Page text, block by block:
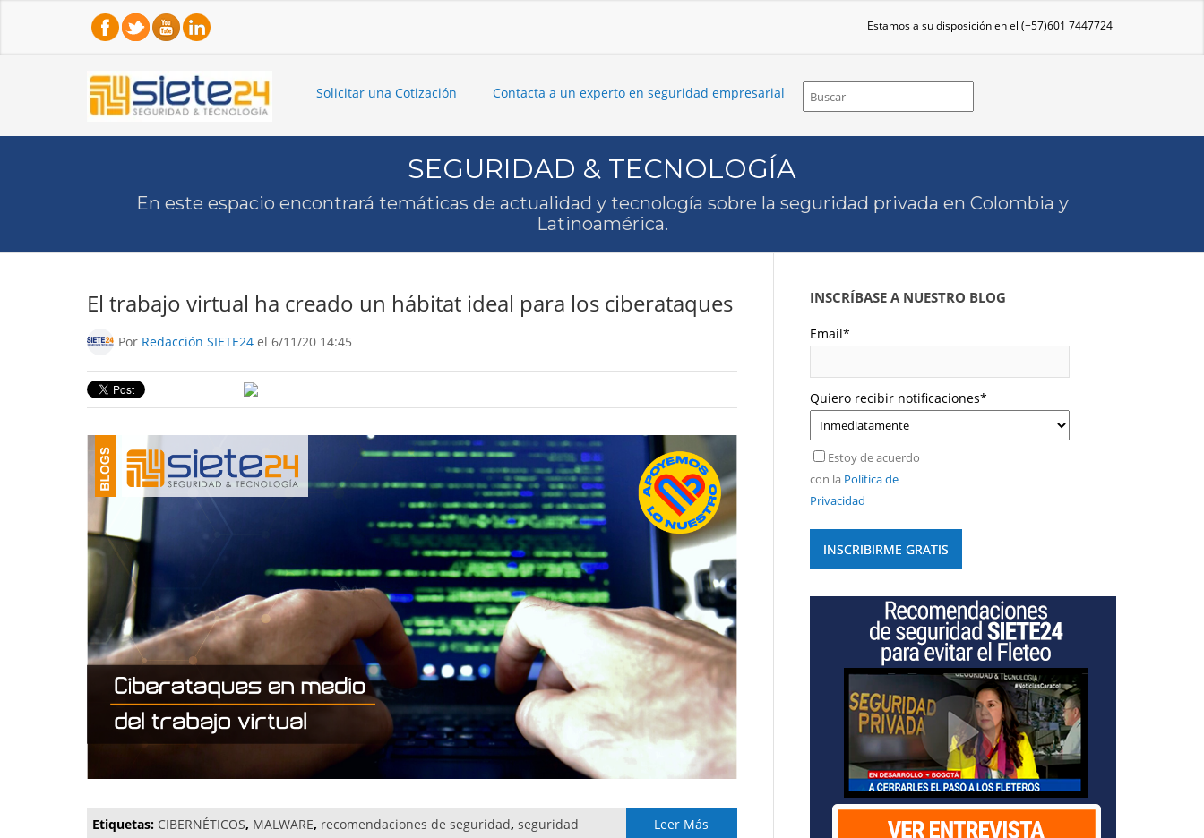
Estamos a su disposición en el (+57)601 7447724
Solicitar una Cotización Contacta a un experto en seguridad empresarial
SEGURIDAD & TECNOLOGÍA
En este espacio encontrará temáticas de actualidad y tecnología sobre la seguridad privada en Colombia y
Latinoamérica.
El trabajo virtual ha creado un hábitat ideal para los ciberataques
Por Redacción SIETE24 el 6/11/20 14:45
Leer Más
Etiquetas: CIBERNÉTICOS, MALWARE, recomendaciones de seguridad, seguridad
INSCRÍBASE A NUESTRO BLOG
Email*
Quiero recibir notificaciones*
Estoy de acuerdo
con la Política de
Privacidad